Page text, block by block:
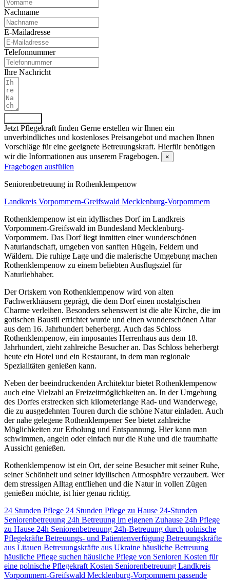
Nachname
E-Mailadresse
Telefonnummer
Ihre Nachricht
Jetzt Pflegekraft finden Gerne erstellen wir Ihnen ein
unverbindliches und kostenloses Preisangebot und machen Ihnen
Vorschläge für eine geeignete Betreuungskraft. Hierfür benötigen
wir die Informationen aus unserem Fragebogen.
×
Fragebogen ausfüllen
Senioren­betreuung in Rothenklempenow
Landkreis Vorpommern-Greifswald Mecklenburg-Vorpommern
Rothenklempenow ist ein idyllisches Dorf im Landkreis
Vorpommern-Greifswald im Bundesland Mecklenburg-
Vorpommern. Das Dorf liegt inmitten einer wunderschönen
Naturlandschaft, umgeben von sanften Hügeln, Feldern und
Wäldern. Die ruhige Lage und die malerische Umgebung machen
Rothenklempenow zu einem beliebten Ausflugsziel für
Naturliebhaber.
Der Ortskern von Rothenklempenow wird von alten
Fachwerkhäusern geprägt, die dem Dorf einen nostalgischen
Charme verleihen. Besonders sehenswert ist die alte Kirche, die im
gotischen Baustil errichtet wurde und einen wunderschönen Altar
aus dem 16. Jahrhundert beherbergt. Auch das Schloss
Rothenklempenow, ein imposantes Herrenhaus aus dem 18.
Jahrhundert, zieht zahlreiche Besucher an. Das Schloss beherbergt
heute ein Hotel und ein Restaurant, in dem man regionale
Spezialitäten genießen kann.
Neben der beeindruckenden Architektur bietet Rothenklempenow
auch eine Vielzahl an Freizeitmöglichkeiten an. In der Umgebung
des Dorfes erstrecken sich kilometerlange Rad- und Wanderwege,
die zu ausgedehnten Touren durch die schöne Natur einladen. Auch
der nahe gelegene Rothenklempener See bietet zahlreiche
Möglichkeiten zur Erholung und Entspannung. Hier kann man
schwimmen, angeln oder einfach nur die Ruhe und die traumhafte
Aussicht genießen.
Rothenklempenow ist ein Ort, der seine Besucher mit seiner Ruhe,
seiner Schönheit und seiner idyllischen Atmosphäre verzaubert. Wer
dem stressigen Alltag entfliehen und die Natur in vollen Zügen
genießen möchte, ist hier genau richtig.
24 Stunden Pflege 24 Stunden Pflege zu Hause 24-Stunden
Seniorenbetreuung 24h Betreuung im eigenen Zuhause 24h Pflege
zu Hause 24h Seniorenbetreuung 24h-Betreuung durch polnische
Pflegekräfte Betreuungs- und Patientenverfügung Betreuungskräfte
aus Litauen Betreuungskräfte aus Ukraine häusliche Betreuung
häusliche Pflege suchen häusliche Pflege von Senioren Kosten für
eine polnische Pflegekraft Kosten Seniorenbetreuung Landkreis
Vorpommern-Greifswald Mecklenburg-Vorpommern passende